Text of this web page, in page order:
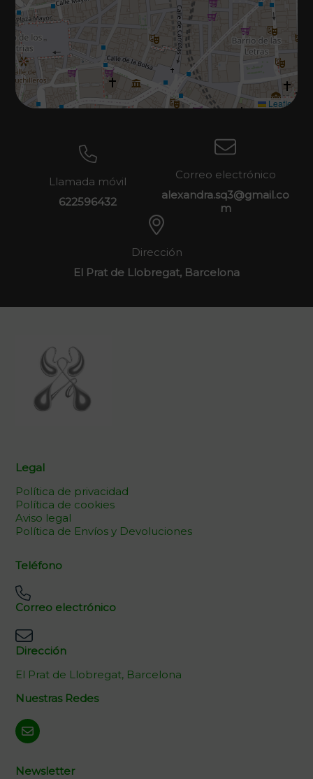
Leaflet
Llamada móvil
622596432
Correo electrónico
alexandra.sq3@gmail.co
m
Dirección
El Prat de Llobregat, Barcelona
Legal
Política de privacidad
Política de cookies
Aviso legal
Política de Envíos y Devoluciones
Teléfono
Correo electrónico
Dirección
El Prat de Llobregat, Barcelona
Nuestras Redes
Newsletter